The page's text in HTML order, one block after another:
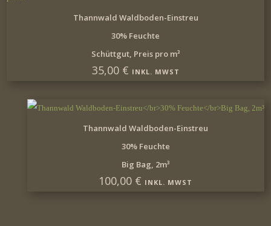
IN DEN WARENKORB
Thannwald Waldboden-Einstreu
30% Feuchte
Schüttgut, Preis pro m³
35,00 € INKL. MWST
IN DEN WARENKORB
Thannwald Waldboden-Einstreu
30% Feuchte
Big Bag, 2m³
100,00 € INKL. MWST